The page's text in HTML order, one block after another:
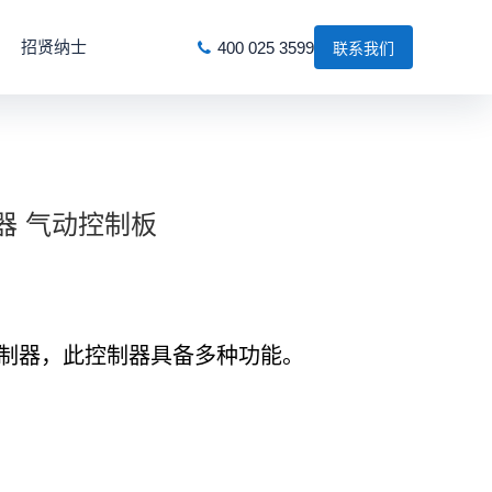
招贤纳士 400 025 3599 联系我们
气动控制板
，此控制器具备多种功能。